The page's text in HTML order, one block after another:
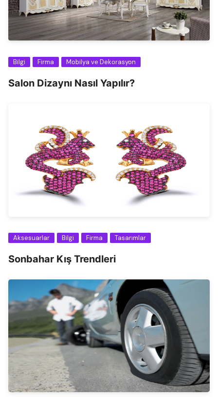
Bilgi Firma Mobilya ve Dekorasyon
Salon Dizaynı Nasıl Yapılır?
Aksesuarlar Bilgi Firma Tasarımlar
Sonbahar Kış Trendleri